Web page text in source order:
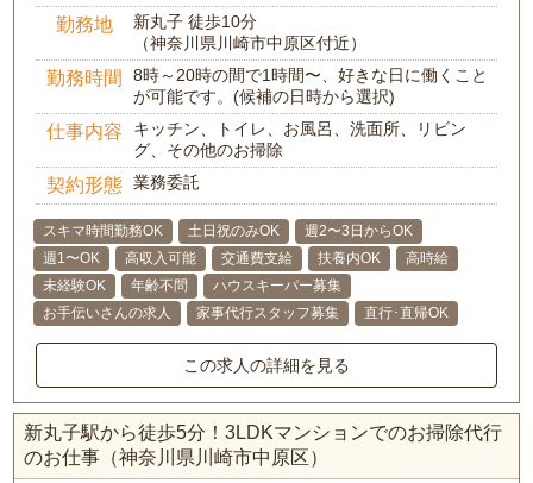
勤務地
新丸子 徒歩10分
（神奈川県川崎市中原区付近）
勤務時間
8時～20時の間で1時間〜、好きな日に働くこと
が可能です。(候補の日時から選択)
仕事内容
キッチン、トイレ、お風呂、洗面所、リビン
グ、その他のお掃除
契約形態 業務委託
スキマ時間勤務OK 土日祝のみOK
週2〜3日からOK
週1〜OK
高収入可能 交通費支給 扶養内OK
高時給
未経験OK
年齢不問
ハウスキーパー募集
お手伝いさんの求人
家事代行スタッフ募集 直行･直帰OK
この求人の詳細を見る
新丸子駅から徒歩5分！3LDKマンションでのお掃除代行
のお仕事（神奈川県川崎市中原区）